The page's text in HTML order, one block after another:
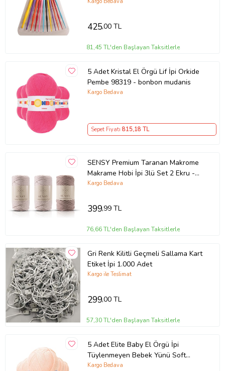
425,00 TL
81,45 TL'den Başlayan Taksitlerle
5 Adet Kristal El Örgü Lif İpi Orkide
Pembe 98319 - bonbon mudanis
Kargo Bedava
Sepet Fiyatı 815,18 TL
SENSY Premium Taranan Makrome
Makrame Hobi İpi 3lü Set 2 Ekru -
Sütlü Kahve
Kargo Bedava
399,99 TL
76,66 TL'den Başlayan Taksitlerle
Gri Renk Kilitli Geçmeli Sallama Kart
Etiket İpi 1.000 Adet
Kargo ile Teslimat
299,00 TL
57,30 TL'den Başlayan Taksitlerle
5 Adet Elite Baby El Örgü İpi
Tüylenmeyen Bebek Yünü Soft
Şeftali 3701
Kargo Bedava